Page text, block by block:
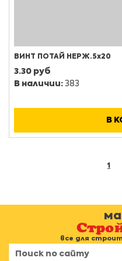
ВИНТ ПОТАЙ НЕРЖ.5х20
3.30 руб
В наличии: 383
В
1
все для